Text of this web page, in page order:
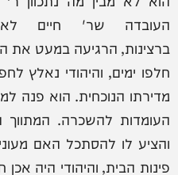
העובדה שר' חיים
ברצינות, הרגיעה במעט את
חלפו ימים, והיהודי נאלץ
מדירתו הנוכחית. הוא פנה
העומדות להשכרה. המתווך
והציע לו להסתכל האם
פינות הבית, והיהודי היה